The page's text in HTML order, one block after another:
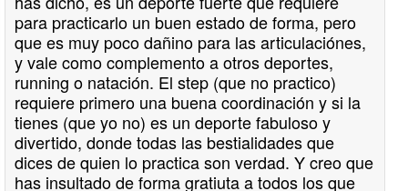
para practicarlo un buen estado de forma, pero
que es muy poco dañino para las articulaciónes,
y vale como complemento a otros deportes,
running o natación. El step (que no practico)
requiere primero una buena coordinación y si la
tienes (que yo no) es un deporte fabuloso y
divertido, donde todas las bestialidades que
dices de quien lo practica son verdad. Y creo que
has insultado de forma gratiuta a todos los que